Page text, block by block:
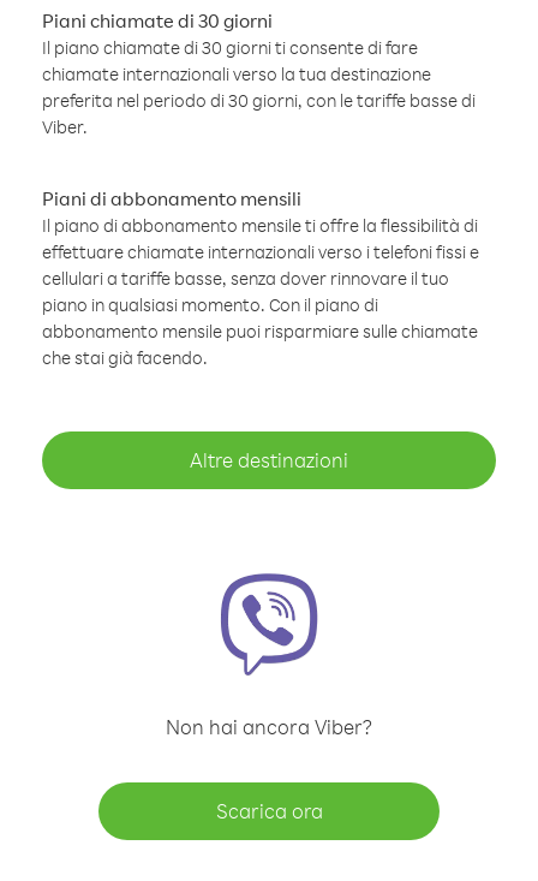
Piani chiamate di 30 giorni
Il piano chiamate di 30 giorni ti consente di fare
chiamate internazionali verso la tua destinazione
preferita nel periodo di 30 giorni, con le tariffe basse di
Viber.
Piani di abbonamento mensili
Il piano di abbonamento mensile ti offre la flessibilità di
effettuare chiamate internazionali verso i telefoni fissi e
cellulari a tariffe basse, senza dover rinnovare il tuo
piano in qualsiasi momento. Con il piano di
abbonamento mensile puoi risparmiare sulle chiamate
che stai già facendo.
Altre destinazioni
Non hai ancora Viber?
Scarica ora